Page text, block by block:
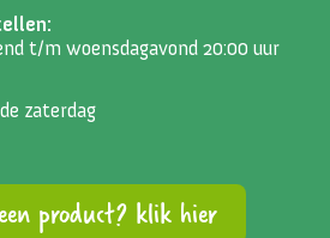
t/m woensdagavond 20:00 uur
zaterdag
product? klik hier